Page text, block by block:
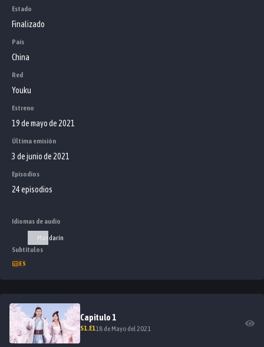
pero antes de que las cosas puedan llegar mucho más lejos, la "Doctora
solo su seguridad, sino también la de quienes la rodean. Con los enemigos
acercándose, Qing Luo acepta de buena gana la ayuda de Xiu Du. Trabajando
juntos, son lo suficientemente fuertes como para derrotar a cualquier
conflictos? ¿Aceptará Qing Luo el amor de Xiu Du o su búsqueda de venganza
al final los separará?
Estado
Finalizado
País
China
Red
Youku
Estreno
19 de mayo de 2021
Última emisión
3 de junio de 2021
Episodios
24 episodios
Idiomas de audio
Mandarín
Subtítulos
ES
Capitulo 1
S1.E118 de Mayo del 2021